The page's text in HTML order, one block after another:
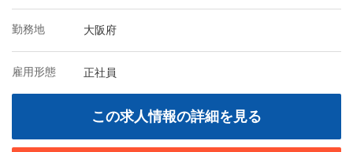
勤務地 大阪府
雇用形態 正社員
この求人情報の詳細を見る